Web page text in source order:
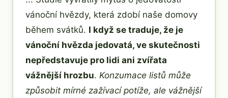
vánoční hvězdy, která zdobí naše domovy
během svátků. I když se traduje, že je
vánoční hvězda jedovatá, ve skutečnosti
nepředstavuje pro lidi ani zvířata
vážnější hrozbu. Konzumace listů může
způsobit mírné zažívací potíže, ale vážnější